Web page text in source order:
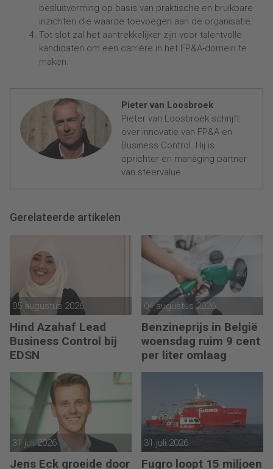
besluitvorming op basis van praktische en bruikbare
inzichten die waarde toevoegen aan de organisatie.
Tot slot zal het aantrekkelijker zijn voor talentvolle
kandidaten om een ​​carrière in het FP&A-domein te
maken.
Pieter van Loosbroek
Pieter van Loosbroek schrijft
over innovatie van FP&A en
Business Control. Hij is
oprichter en managing partner
van steervalue.
Gerelateerde artikelen
05 augustus 2026
Hind Azahaf Lead
Business Control bij
EDSN
04 augustus 2026
Benzineprijs in België
woensdag ruim 9 cent
per liter omlaag
31 juli 2026
Jens Eck groeide door
31 juli 2026
Fugro loopt 15 miljoen